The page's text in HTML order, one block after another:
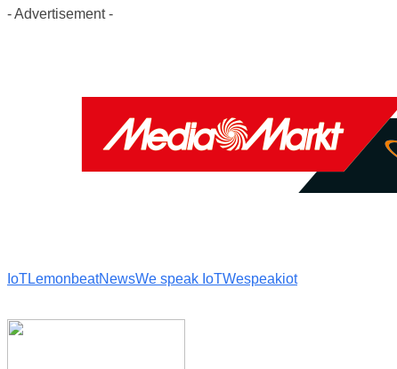
- Advertisement -
IoTLemonbeatNewsWe speak IoTWespeakiot